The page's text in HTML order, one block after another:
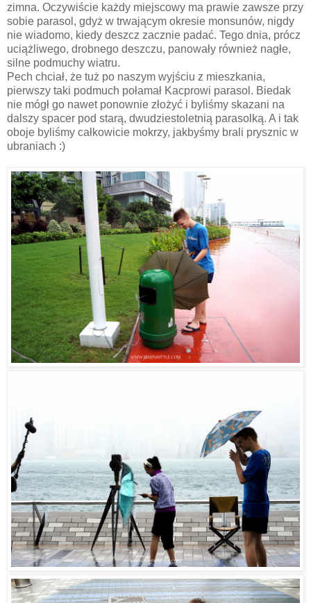
zimna. Oczywiście każdy miejscowy ma prawie zawsze przy
sobie parasol, gdyż w trwającym okresie monsunów, nigdy
nie wiadomo, kiedy deszcz zacznie padać. Tego dnia, prócz
uciążliwego, drobnego deszczu, panowały również nagłe,
silne podmuchy wiatru.
Pech chciał, że tuż po naszym wyjściu z mieszkania,
pierwszy taki podmuch połamał Kacprowi parasol. Biedak
nie mógł go nawet ponownie złożyć i byliśmy skazani na
dalszy spacer pod starą, dwudziestoletnią parasolką. A i tak
oboje byliśmy całkowicie mokrzy, jakbyśmy brali prysznic w
ubraniach :)